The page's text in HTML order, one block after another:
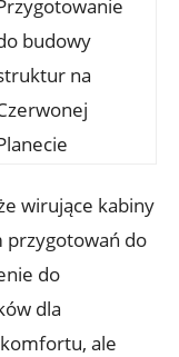
budowy
na
wirujące kabiny‍
przygotowań do
do
dla‍
ale⁣